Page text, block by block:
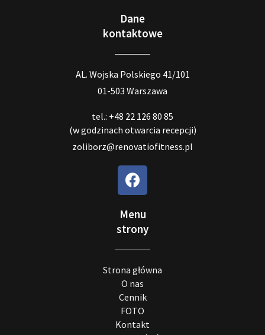
Dane
kontaktowe
AL. Wojska Polskiego 41/101
01-503 Warszawa
tel.: +48 22 126 80 85
(w godzinach otwarcia recepcji)
zoliborz@renovatiofitness.pl
Menu
strony
Strona główna
O nas
Cennik
FOTO
Kontakt